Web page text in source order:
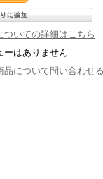
ついての詳細はこちら
ーはありません
品について問い合わせる